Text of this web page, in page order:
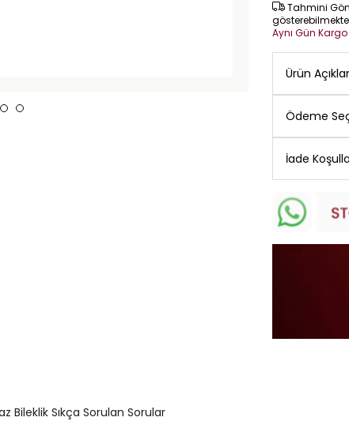
Tahmini
Aynı Gün Kargo
Ürün
Ödeme
İade
Bileklik Sıkça Sorulan Sorular